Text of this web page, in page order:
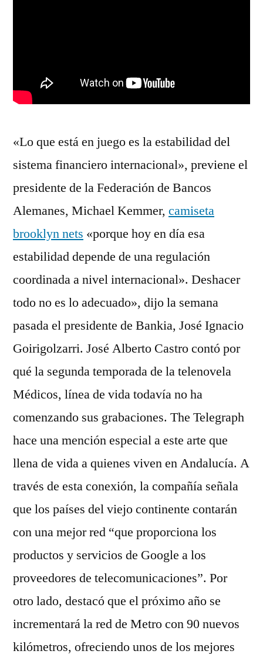
«Lo que está en juego es la estabilidad del
sistema financiero internacional», previene el
presidente de la Federación de Bancos
Alemanes, Michael Kemmer, camiseta
brooklyn nets «porque hoy en día esa
estabilidad depende de una regulación
coordinada a nivel internacional». Deshacer
todo no es lo adecuado», dijo la semana
pasada el presidente de Bankia, José Ignacio
Goirigolzarri. José Alberto Castro contó por
qué la segunda temporada de la telenovela
Médicos, línea de vida todavía no ha
comenzando sus grabaciones. The Telegraph
hace una mención especial a este arte que
llena de vida a quienes viven en Andalucía. A
través de esta conexión, la compañía señala
que los países del viejo continente contarán
con una mejor red “que proporciona los
productos y servicios de Google a los
proveedores de telecomunicaciones”. Por
otro lado, destacó que el próximo año se
incrementará la red de Metro con 90 nuevos
kilómetros, ofreciendo unos de los mejores